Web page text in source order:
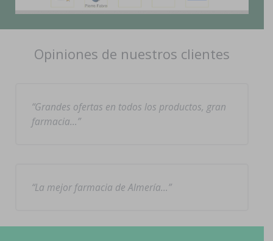
Opiniones de nuestros clientes
Grandes ofertas en todos los productos, gran
farmacia…
La mejor farmacia de Almería…